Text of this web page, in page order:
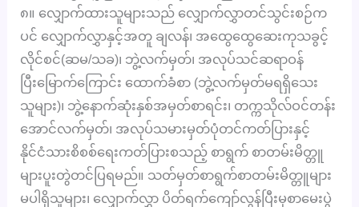
၈။ လျှောက်ထားသူများသည် လျှောက်လွှာတင်သွင်းစဉ်က
ပင် လျှောက်လွှာနှင့်အတူ ချလန်၊ အထွေထွေဆေးကုသခွင့်
လိုင်စင်(ဆမ/သခ)၊ ဘွဲ့လက်မှတ်၊ အလုပ်သင်ဆရာဝန်
ပြီး‌မြောက်ကြောင်း ထောက်ခံစာ (ဘွဲ့လက်မှတ်မရရှိသေး
သူများ)၊ ဘွဲ့နောက်ဆုံးနှစ်အမှတ်စာရင်း၊ တက္ကသိုလ်ဝင်တန်း
အောင်လက်မှတ်၊ အလုပ်သမားမှတ်ပုံတင်ကတ်ပြားနှင့်
နိုင်ငံသားစိစစ်ရေးကတ်ပြားစသည့် စာရွက် စာတမ်းမိတ္တူ
များပူးတွဲတင်ပြရမည်။ သတ်မှတ်စာရွက်စာတမ်းမိတ္တူများ
မပါရှိသူများ၊ လျှောက်လွှာ ပိတ်ရက်ကျော်လွန်ပြီးမှစာမေးပွဲ